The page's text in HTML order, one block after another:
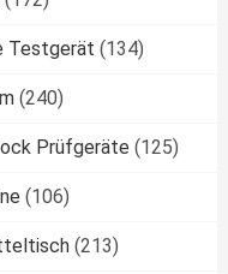
Testgerät (134)
(240)
Prüfgeräte (125)
(106)
(213)